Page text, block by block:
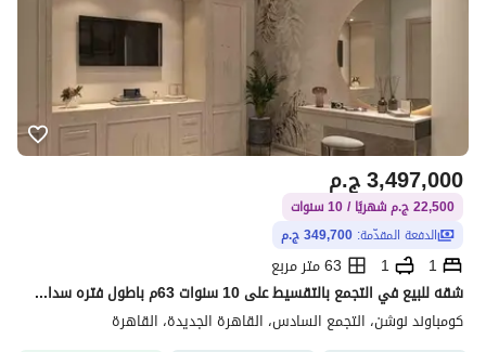
ج.م3,497,000
22,500 ج.م شهريًا / 10 سنوات
الدفعة المقدّمة: 349,700 ج.م
1
1
63 متر مربع
شقه للبيع في التجمع بالتقسيط على 10 سنوات 63م باطول فتره سداد واقل قسط شهري في كمبوند بالقرب من الجامعه الامريكيه
كومباوند نوشن، التجمع السادس، القاهرة الجديدة، القاهرة